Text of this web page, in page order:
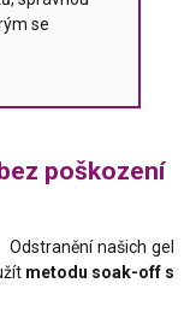
se
poškození
Odstranění našich gel
metodu soak-off s